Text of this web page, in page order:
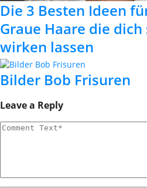
Die 3 Besten Ideen
Graue Haare die
wirken lassen
Bilder Bob Frisuren
Leave a Reply